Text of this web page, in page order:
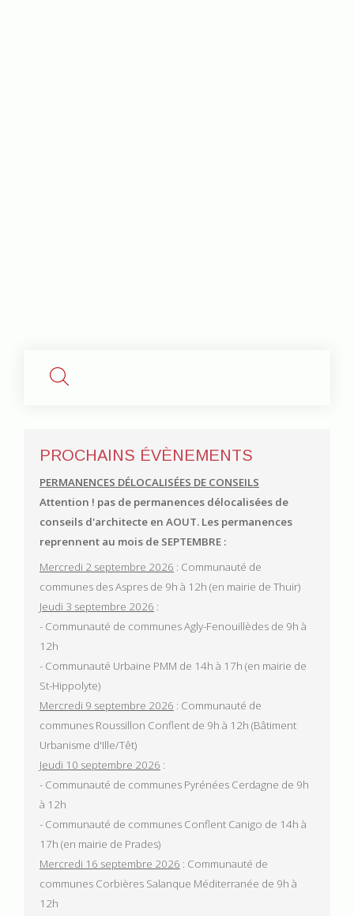
PROCHAINS ÉVÈNEMENTS
PERMANENCES DÉLOCALISÉES DE CONSEILS
Attention ! pas de permanences délocalisées de
conseils d'architecte en AOUT. Les permanences
reprennent au mois de SEPTEMBRE :
Mercredi 2 septembre 2026 : Communauté de
communes des Aspres de 9h à 12h (en mairie de Thuir)
Jeudi 3 septembre 2026 :
- Communauté de communes Agly-Fenouillèdes de 9h à
12h
- Communauté Urbaine PMM de 14h à 17h (en mairie de
St-Hippolyte)
Mercredi 9 septembre 2026 : Communauté de
communes Roussillon Conflent de 9h à 12h (Bâtiment
Urbanisme d'Ille/Têt)
Jeudi 10 septembre 2026 :
- Communauté de communes Pyrénées Cerdagne de 9h
à 12h
- Communauté de communes Conflent Canigo de 14h à
17h (en mairie de Prades)
Mercredi 16 septembre 2026 : Communauté de
communes Corbières Salanque Méditerranée de 9h à
12h